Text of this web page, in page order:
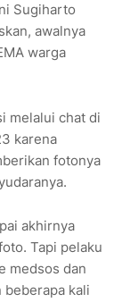
Sugiharto
awalnya
warga
melalui chat di
karena
fotonya
akhirnya
Tapi pelaku
medsos dan
beberapa kali